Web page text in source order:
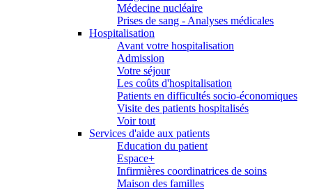
Médecine nucléaire
Prises de sang - Analyses médicales
Hospitalisation
Avant votre hospitalisation
Admission
Votre séjour
Les coûts d'hospitalisation
Patients en difficultés socio-économiques
Visite des patients hospitalisés
Voir tout
Services d'aide aux patients
Education du patient
Espace+
Infirmières coordinatrices de soins
Maison des familles